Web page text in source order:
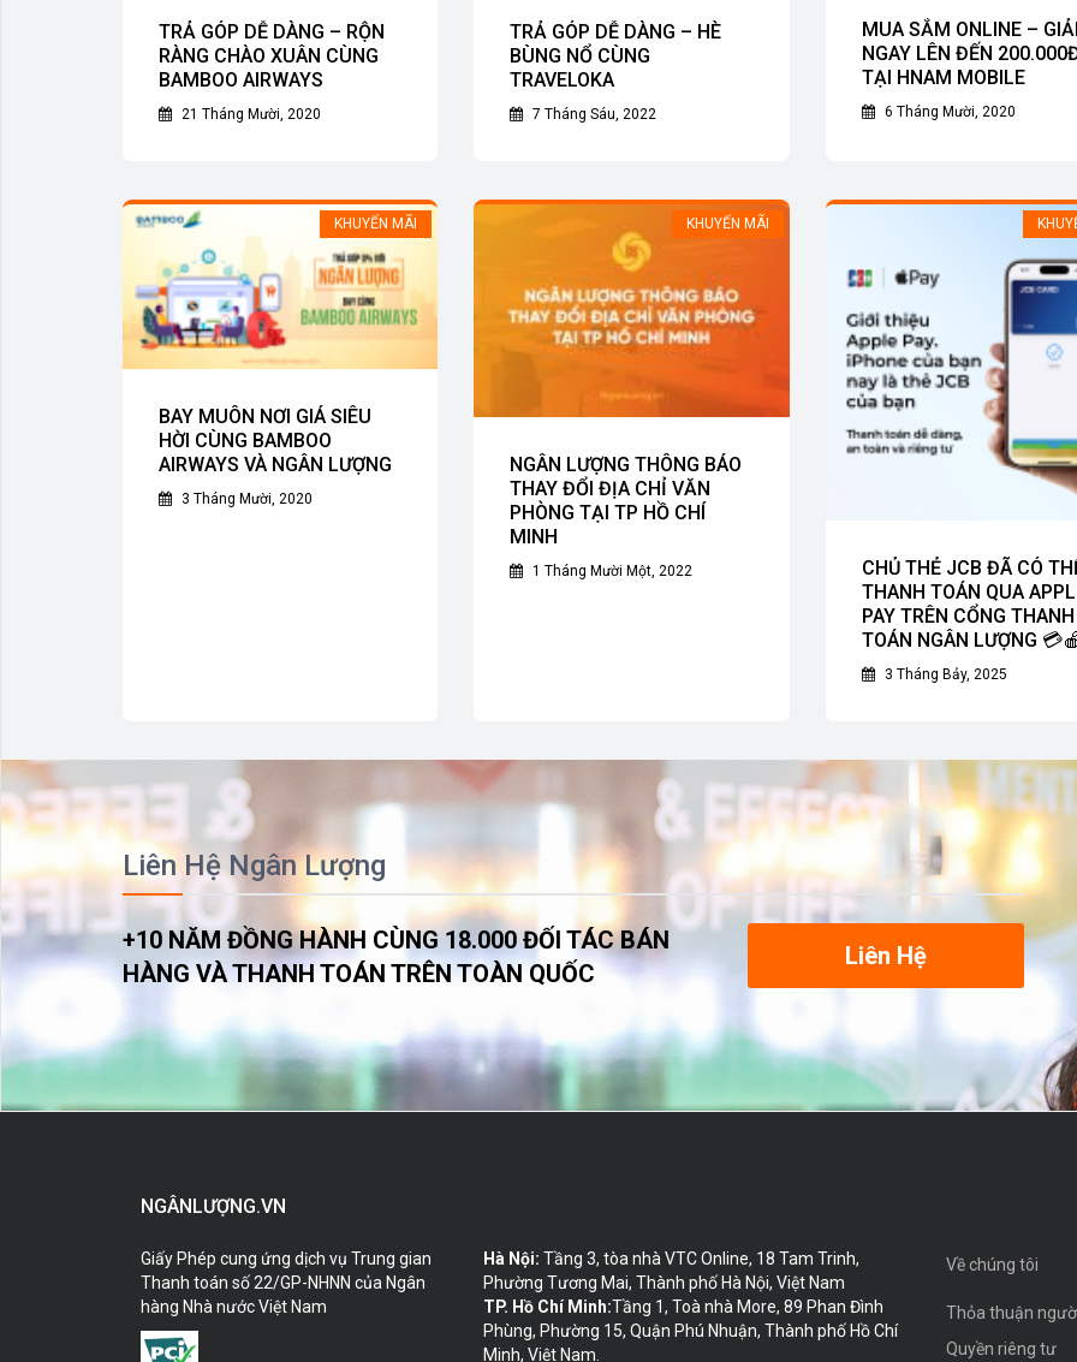
TRẢ GÓP DỄ DÀNG – RỘN
RÀNG CHÀO XUÂN CÙNG
BAMBOO AIRWAYS
21 Tháng Mười, 2020
TRẢ GÓP DỄ DÀNG – HÈ
BÙNG NỔ CÙNG
TRAVELOKA
7 Tháng Sáu, 2022
MUA SẮM ONLINE –
NGAY LÊN ĐẾN
TẠI HNAM MOBILE
6 Tháng Mười, 2020
KHUYẾN MÃI
BAY MUÔN NƠI GIÁ SIÊU
HỜI CÙNG BAMBOO
AIRWAYS VÀ NGÂN LƯỢNG
3 Tháng Mười, 2020
KHUYẾN MÃI
NGÂN LƯỢNG THÔNG BÁO
THAY ĐỔI ĐỊA CHỈ VĂN
PHÒNG TẠI TP HỒ CHÍ
MINH
1 Tháng Mười Một, 2022
CHỦ THẺ JCB ĐÃ CÓ
THANH TOÁN QUA
PAY TRÊN CỔNG THANH
TOÁN NGÂN LƯỢNG
3 Tháng Bảy, 2025
Liên Hệ Ngân Lượng
+10 NĂM ĐỒNG HÀNH CÙNG 18.000 ĐỐI TÁC BÁN
HÀNG VÀ THANH TOÁN TRÊN TOÀN QUỐC
Liên Hệ
NGÂNLƯỢNG.VN
Giấy Phép cung ứng dịch vụ Trung gian
Thanh toán số 22/GP-NHNN của Ngân
hàng Nhà nước Việt Nam
Hà Nội: Tầng 3, tòa nhà VTC Online, 18 Tam Trinh,
Phường Tương Mai, Thành phố Hà Nội, Việt Nam
TP. Hồ Chí Minh:Tầng 1, Toà nhà More, 89 Phan Đình
Phùng, Phường 15, Quận Phú Nhuận, Thành phố Hồ Chí
Minh, Việt Nam.
Về chúng tôi
Thỏa thuận
Quyền riêng tư